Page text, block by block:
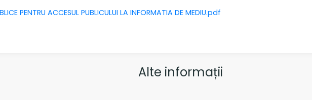
PENTRU ACCESUL PUBLICULUI LA INFORMATIA DE MEDIU.pdf
Alte informații